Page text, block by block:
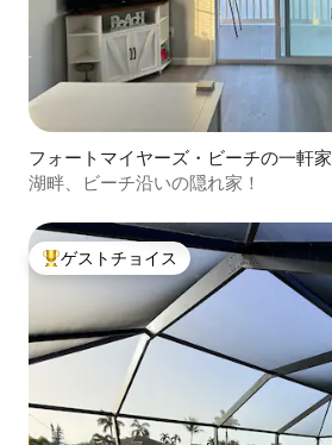
フォートマイヤーズ・ビーチの一軒家
湖畔、ビーチ沿いの隠れ家！
大好評のゲストチョイスです。
ゲストチョイス